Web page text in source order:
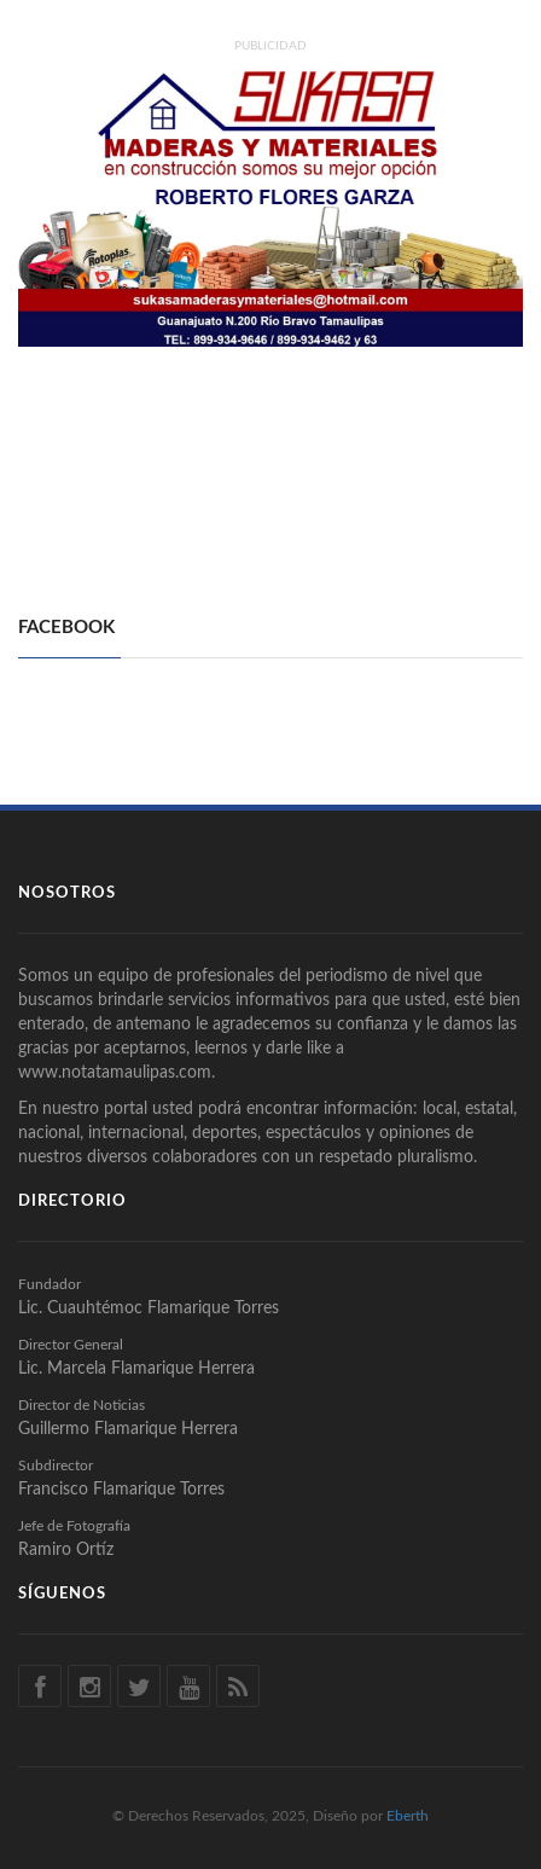
PUBLICIDAD
FACEBOOK
NOSOTROS
Somos un equipo de profesionales del periodismo de nivel que
buscamos brindarle servicios informativos para que usted, esté bien
enterado, de antemano le agradecemos su confianza y le damos las
gracias por aceptarnos, leernos y darle like a
www.notatamaulipas.com.
En nuestro portal usted podrá encontrar información: local, estatal,
nacional, internacional, deportes, espectáculos y opiniones de
nuestros diversos colaboradores con un respetado pluralismo.
DIRECTORIO
Fundador
Lic. Cuauhtémoc Flamarique Torres
Director General
Lic. Marcela Flamarique Herrera
Director de Noticias
Guillermo Flamarique Herrera
Subdirector
Francisco Flamarique Torres
Jefe de Fotografía
Ramiro Ortíz
SÍGUENOS
© Derechos Reservados, 2025, Diseño por Eberth